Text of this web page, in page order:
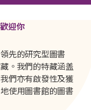
迎你
先的研究型圖書
。我們的特藏涵盖
們亦有啟發性及獲
使用圖書館的圖書